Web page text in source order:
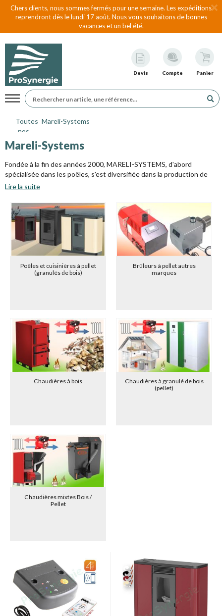
Chers clients, nous sommes fermés pour une semaine. Les expéditions
reprendront dès le lundi 17 août. Nous vous souhaitons de bonnes
vacances et un bel été.
Devis Compte Panier
Navigation
Toutes
nos
marques
Mareli-Systems
Mareli-Systems
Fondée à la fin des années 2000, MARELI-SYSTEMS, d'abord
spécialisée dans les poêles, s'est diversifiée dans la production de
préparateurs ECS, de ventilo-convecteurs, des pompes à chaleur et
entreprise, héritière de la riche tradition industrielle bulgare, s'est
imposée comme un des meilleurs fabricants européens. Sous-
traitant de marques prestigieuses, Mareli-Systems commercialise
également sous son label des produits particulièrement performants
et compétitifs dans une vingtaine de pays.
Les axes de développement privilégiés par MARELI-SYSTEMS sont
la performance écologique (produits de classe 5 à 7, classement
Depuis sa création, la société n'a pas cessé d'investir dans
les machines industrielles les plus modernes, ce qui fait de ses
unités de production des références européennes. Les ateliers sont
dotés de plieuses de denières génération, de machines de
découpe et de soudage laser, de machines de fraisage, poinçonnage,
émaillage, peinture, ainsi que de machines à redresser les tôles pour
garantir une fabrication parfaite.
dynamique.
Parmi cette gamme large et attrayante, PROSYNERGIE
commercialise les chaudières à bois à combustion inversée, ainsi que
les chaudières mixtes, les brûleurs à pellet de la gamme domestique
et les poêles à pellet MARELI-SYSTEMS. Nous gérons en
stock l'ensemble des pièces détachées des systèmes que nous
commercialisons.
Lire la suite
Poêles et cuisinières à pellet
(granulés de bois)
Brûleurs à pellet autres
marques
Chaudières à bois
Chaudières à granulé de bois
(pellet)
Chaudières mixtes Bois /
Pellet